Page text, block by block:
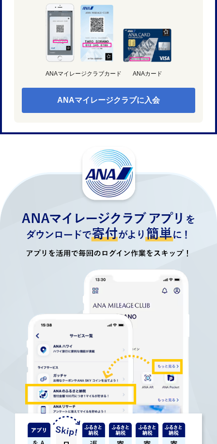
ANAマイレージクラブカード ANAカード
ANAマイレージクラブに入会